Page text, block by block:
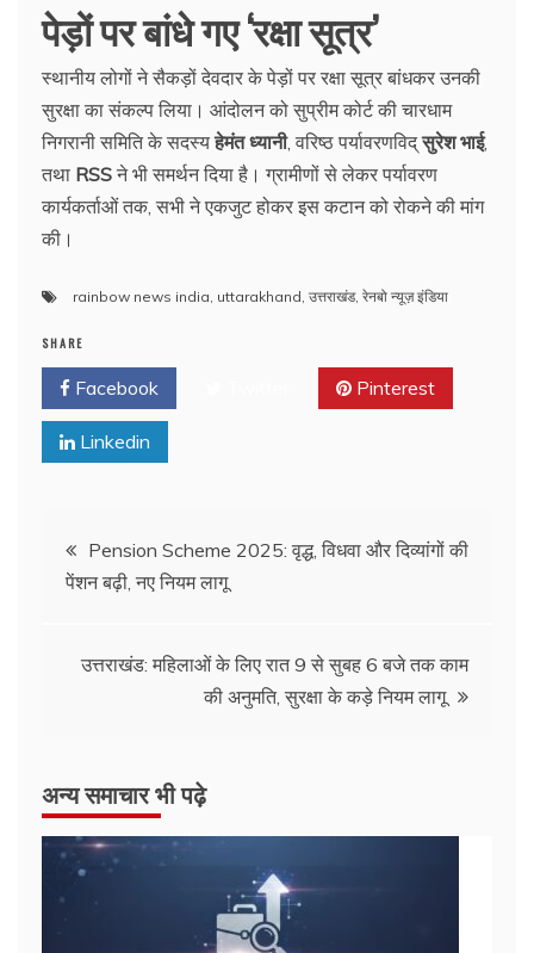
पेड़ों पर बांधे गए ‘रक्षा सूत्र’
स्थानीय लोगों ने सैकड़ों देवदार के पेड़ों पर रक्षा सूत्र बांधकर उनकी
सुरक्षा का संकल्प लिया। आंदोलन को सुप्रीम कोर्ट की चारधाम
निगरानी समिति के सदस्यहेमंत ध्यानी, वरिष्ठ पर्यावरणविद्सुरेश भाई,
तथा RSSने भी समर्थन दिया है। ग्रामीणों से लेकर पर्यावरण
कार्यकर्ताओं तक, सभी ने एकजुट होकर इस कटान को रोकने की मांग
की।
rainbow news india, uttarakhand, उत्तराखंड, रेनबो न्यूज़ इंडिया
SHARE
Facebook Pinterest
Linkedin
Post
navigation
Pension Scheme 2025: वृद्ध, विधवा और दिव्यांगों की
पेंशन बढ़ी, नए नियम लागू
उत्तराखंड: महिलाओं के लिए रात 9 से सुबह 6 बजे तक काम
की अनुमति, सुरक्षा के कड़े नियम लागू
अन्य समाचार भी पढ़े